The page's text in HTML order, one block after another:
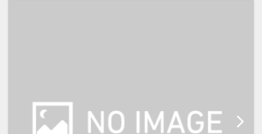
設へのメッセージ」に人数・年齢を
必ず入力してください。